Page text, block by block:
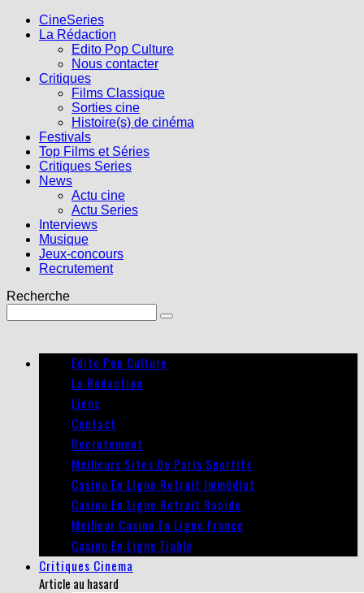
CineSeries
La Rédaction
Edito Pop Culture
Nous contacter
Critiques
Films Classique
Sorties cine
Histoire(s) de cinéma
Festivals
Top Films et Séries
Critiques Series
News
Actu cine
Actu Series
Interviews
Musique
Jeux-concours
Recrutement
Recherche
Edito Pop Culture
La Rédaction
Liens
Contact
Recrutement
Meilleurs Sites De Paris Sportifs
Casino En Ligne Retrait Immédiat
Casino En Ligne Retrait Rapide
Meilleur Casino En Ligne France
Casino En Ligne Fiable
Critiques Cinema
Article au hasard